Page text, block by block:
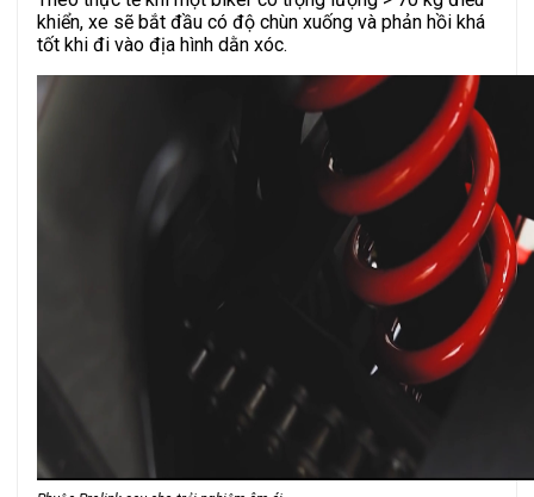
khiển, xe sẽ bắt đầu có độ chùn xuống và phản hồi khá
tốt khi đi vào địa hình dằn xóc.